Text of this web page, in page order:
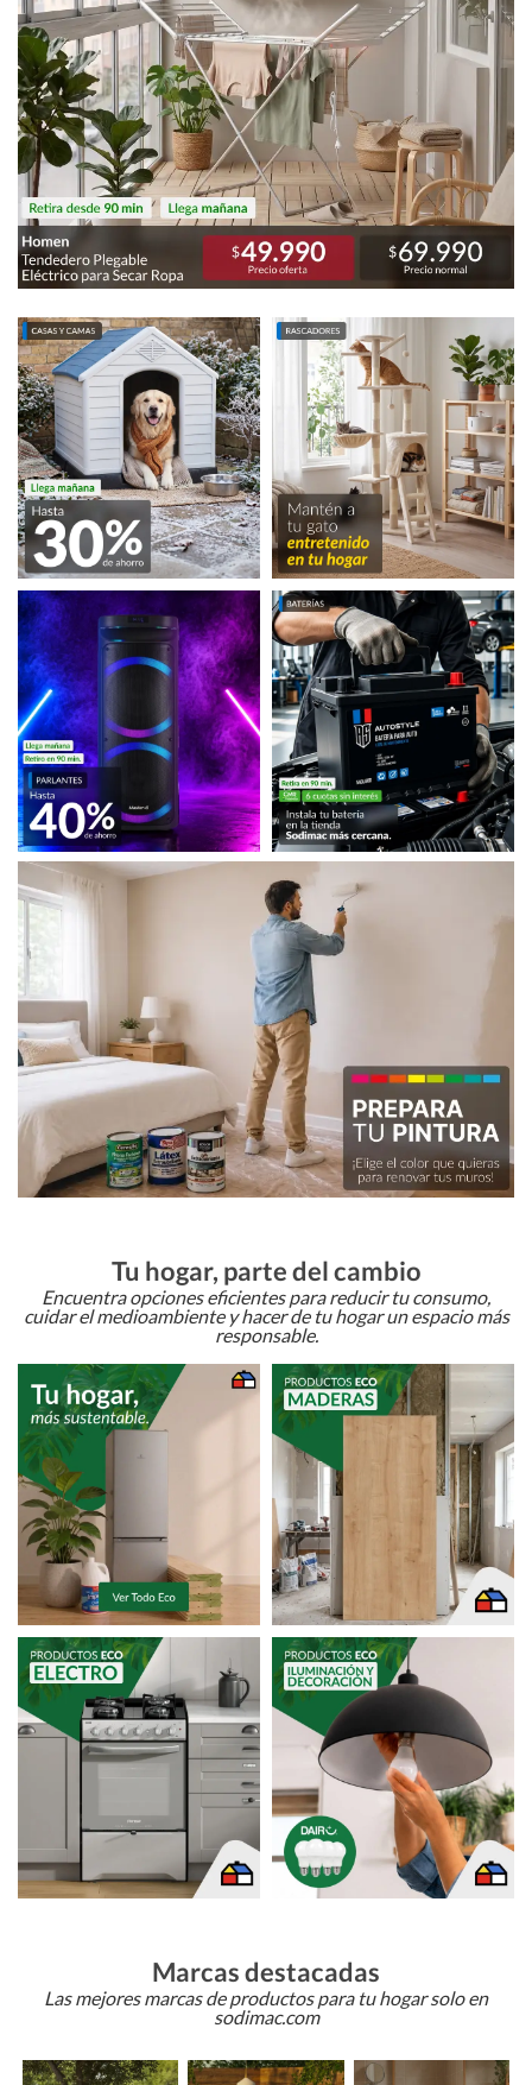
Tu hogar, parte del cambio
Encuentra opciones eficientes para reducir tu consumo,
cuidar el medioambiente y hacer de tu hogar un espacio más
responsable.
Marcas destacadas
Las mejores marcas de productos para tu hogar solo en
sodimac.com